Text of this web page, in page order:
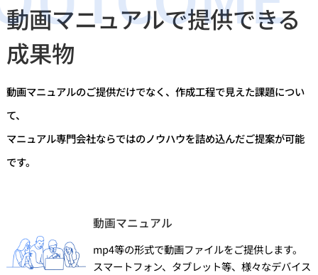
動画マニュアルで提供できる
成果物
動画マニュアルのご提供だけでなく、作成工程で見えた課題につい
て、
マニュアル専門会社ならではのノウハウを詰め込んだご提案が可能
です。
動画マニュアル
mp4等の形式で動画ファイルをご提供します。
スマートフォン、タブレット等、様々なデバイス